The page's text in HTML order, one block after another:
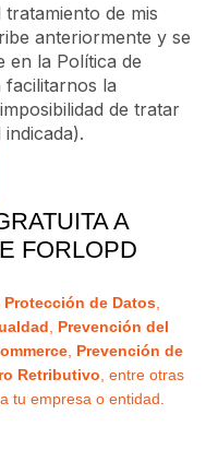
tratamiento de mis
anteriormente y se
en la Política de
facilitarnos la
de tratar
A
FORLOPD
Protección de Datos,
, Prevención del
, Prevención de
Retributivo, entre otras
tu empresa o entidad.